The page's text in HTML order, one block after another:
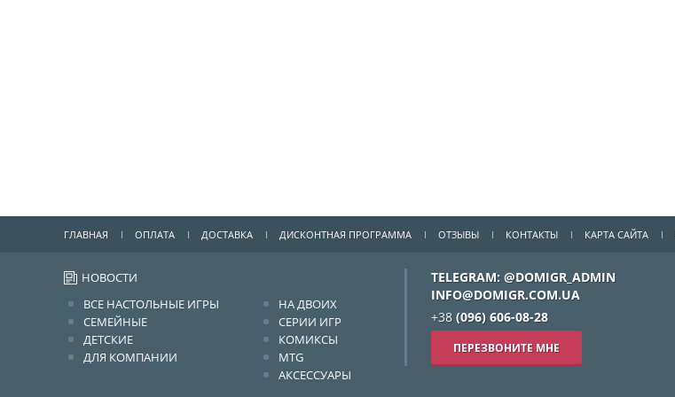
ГЛАВНАЯ ОПЛАТА ДОСТАВКА ДИСКОНТНАЯ ПРОГРАММА ОТЗЫВЫ КОНТАКТЫ КАРТА САЙТА
НОВОСТИ
ВСЕ НАСТОЛЬНЫЕ ИГРЫ
СЕМЕЙНЫЕ
ДЕТСКИЕ
ДЛЯ КОМПАНИИ
НА ДВОИХ
СЕРИИ ИГР
КОМИКСЫ
MTG
АКСЕССУАРЫ
TELEGRAM: @DOMIGR_ADMIN
INFO@DOMIGR.COM.UA
+38 (096) 606-08-28
ПЕРЕЗВОНИТЕ МНЕ